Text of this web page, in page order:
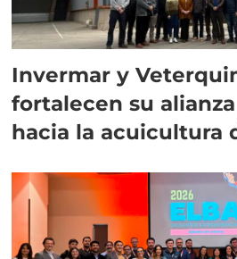
Invermar y
fortalecen su
hacia la acuicultura